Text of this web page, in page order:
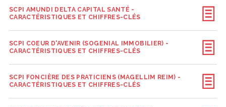
SCPI AMUNDI DELTA CAPITAL SANTÉ -
CARACTÉRISTIQUES ET CHIFFRES-CLÉS
SCPI COEUR D'AVENIR (SOGENIAL IMMOBILIER) -
CARACTÉRISTIQUES ET CHIFFRES-CLÉS
SCPI FONCIÈRE DES PRATICIENS (MAGELLIM REIM) -
CARACTÉRISTIQUES ET CHIFFRES-CLÉS